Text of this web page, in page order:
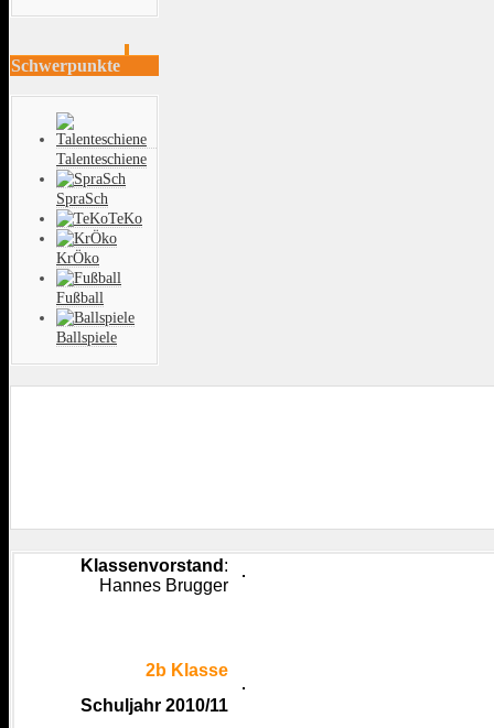
Schwerpunkte
Talenteschiene
SpraSch
TeKo
KrÖko
Fußball
Ballspiele
Klassenvorstand :
Hannes Brugger
2b Klasse
Schuljahr 2010/11